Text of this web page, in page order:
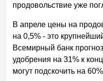
продовольствие уже
В апреле цены на
на 0,5% - это
Всемирный банк
удобрения на 31% к
могут подскочить на